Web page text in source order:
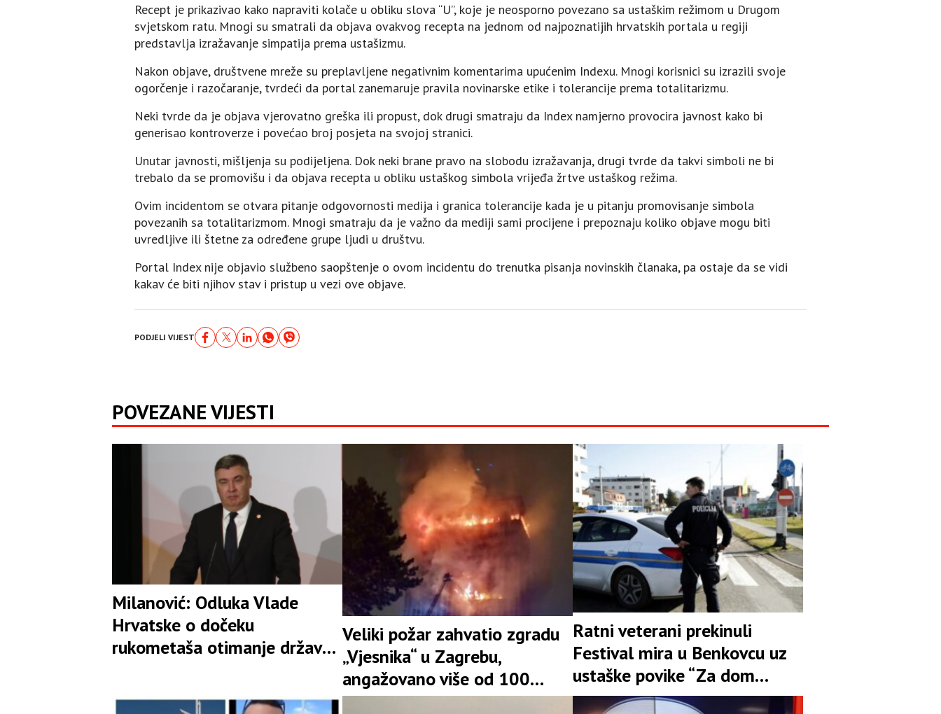
Recept je prikazivao kako napraviti kolače u obliku slova “U”, koje je neosporno povezano sa ustaškim režimom u Drugom
svjetskom ratu. Mnogi su smatrali da objava ovakvog recepta na jednom od najpoznatijih hrvatskih portala u regiji
predstavlja izražavanje simpatija prema ustašizmu.
Nakon objave, društvene mreže su preplavljene negativnim komentarima upućenim Indexu. Mnogi korisnici su izrazili svoje
ogorčenje i razočaranje, tvrdeći da portal zanemaruje pravila novinarske etike i tolerancije prema totalitarizmu.
Neki tvrde da je objava vjerovatno greška ili propust, dok drugi smatraju da Index namjerno provocira javnost kako bi
generisao kontroverze i povećao broj posjeta na svojoj stranici.
Unutar javnosti, mišljenja su podijeljena. Dok neki brane pravo na slobodu izražavanja, drugi tvrde da takvi simboli ne bi
trebalo da se promovišu i da objava recepta u obliku ustaškog simbola vrijeđa žrtve ustaškog režima.
Ovim incidentom se otvara pitanje odgovornosti medija i granica tolerancije kada je u pitanju promovisanje simbola
povezanih sa totalitarizmom. Mnogi smatraju da je važno da mediji sami procijene i prepoznaju koliko objave mogu biti
uvredljive ili štetne za određene grupe ljudi u društvu.
Portal Index nije objavio službeno saopštenje o ovom incidentu do trenutka pisanja novinskih članaka, pa ostaje da se vidi
kakav će biti njihov stav i pristup u vezi ove objave.
PODJELI VIJEST
POVEZANE VIJESTI
Milanović: Odluka Vlade
Hrvatske o dočeku
rukometaša otimanje države i
Veliki požar zahvatio zgradu
„Vjesnika“ u Zagrebu,
angažovano više od 100
vatrogasaca(VIDEO)
Ratni veterani prekinuli
Festival mira u Benkovcu uz
ustaške povike “Za dom
spremni!”